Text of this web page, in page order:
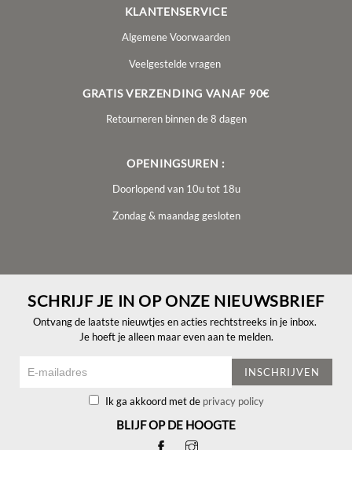
KLANTENSERVICE
Algemene Voorwaarden
Veelgestelde vragen
GRATIS VERZENDING VANAF 90€
Retourneren binnen de 8 dagen
OPENINGSUREN :
Doorlopend van 10u tot 18u
Zondag & maandag gesloten
SCHRIJF JE IN OP ONZE NIEUWSBRIEF
Ontvang de laatste nieuwtjes en acties rechtstreeks in je inbox.
Je hoeft je alleen maar even aan te melden.
INSCHRIJVEN
Ik ga akkoord met de privacy policy
BLIJF OP DE HOOGTE